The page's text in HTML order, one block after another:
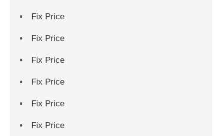
Fix Price
Fix Price
Fix Price
Fix Price
Fix Price
Fix Price